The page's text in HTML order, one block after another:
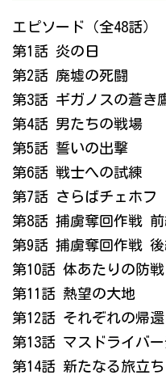
エピソード（全48話）
第1話 炎の日
第2話 廃墟の死闘
第3話 ギガノスの蒼き
第4話 男たちの戦場
第5話 誓いの出撃
第6話 戦士への試練
第7話 さらばチェホフ
第8話 捕虜奪回作戦 前
第9話 捕虜奪回作戦 後
第10話 体あたりの防戦
第11話 熱望の大地
第12話 それぞれの帰還
第13話 マスドライバ
第14話 新たなる旅立ち